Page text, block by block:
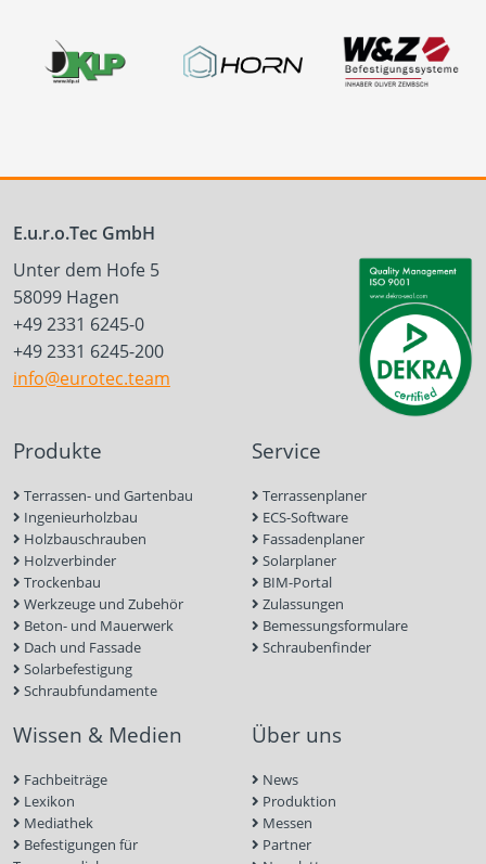
E.u.r.o.Tec GmbH
Unter dem Hofe 5
58099 Hagen
+49 2331 6245-0
+49 2331 6245-200
info@eurotec.team
Produkte
Terrassen- und Gartenbau
Ingenieurholzbau
Holzbauschrauben
Holzverbinder
Trockenbau
Werkzeuge und Zubehör
Beton- und Mauerwerk
Dach und Fassade
Solarbefestigung
Schraubfundamente
Service
Terrassenplaner
ECS-Software
Fassadenplaner
Solarplaner
BIM-Portal
Zulassungen
Bemessungsformulare
Schraubenfinder
Wissen & Medien
Fachbeiträge
Lexikon
Mediathek
Befestigungen für
Über uns
News
Produktion
Messen
Partner